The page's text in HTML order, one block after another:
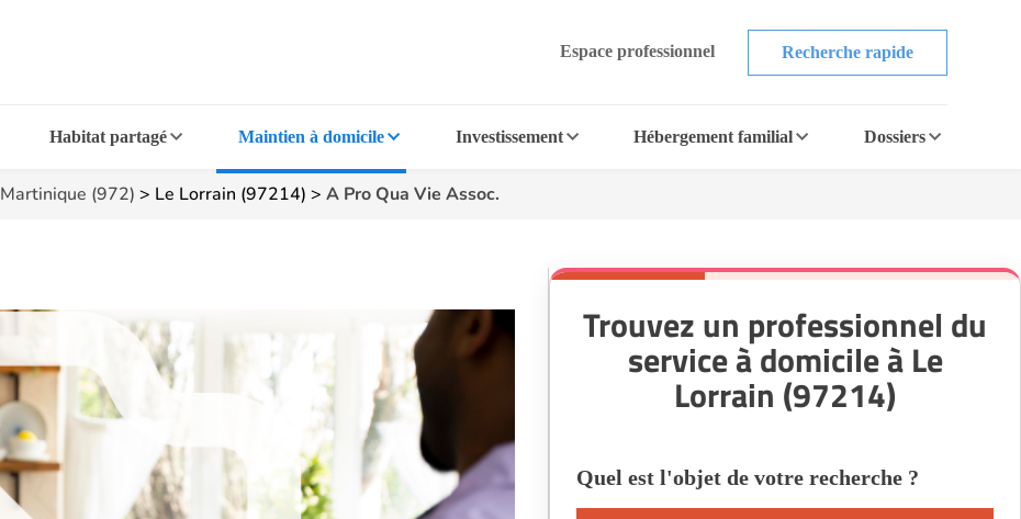
Espace professionnel Recherche rapide
Habitat partagé Maintien à domicile Investissement Hébergement familial Dossiers
Martinique (972) > Le Lorrain (97214) > A Pro Qua Vie Assoc.
Trouvez un professionnel du
service à domicile à Le
Lorrain (97214)
Quel est l'objet de votre recherche ?